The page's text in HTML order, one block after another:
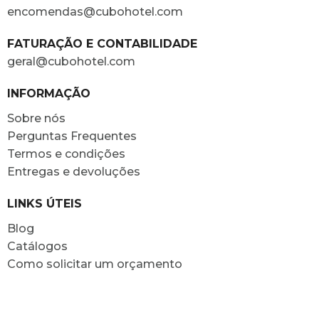
encomendas@cubohotel.com
FATURAÇÃO E CONTABILIDADE
geral@cubohotel.com
INFORMAÇÃO
Sobre nós
Perguntas Frequentes
Termos e condições
Entregas e devoluções
LINKS ÚTEIS
Blog
Catálogos
Como solicitar um orçamento